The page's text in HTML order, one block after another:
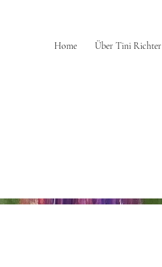
Home Über Tini Richter